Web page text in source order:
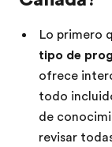
Lo primero
tipo de
ofrece
todo
de
revisar